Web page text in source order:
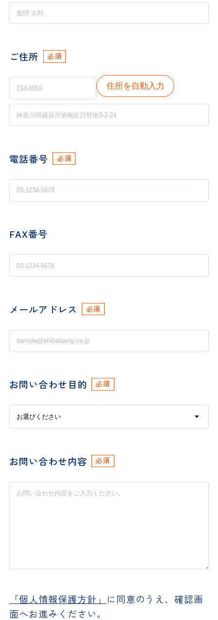
ご住所 必須
住所を自動入力
電話番号 必須
FAX番号
メールアドレス 必須
お問い合わせ目的 必須
お問い合わせ内容 必須
「個人情報保護方針」
に同意のうえ、確認画
面へお進みください。